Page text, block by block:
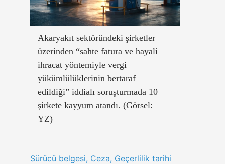
Akaryakıt sektöründeki şirketler
üzerinden “sahte fatura ve hayali
ihracat yöntemiyle vergi
yükümlülüklerinin bertaraf
edildiği” iddialı soruşturmada 10
şirkete kayyum atandı. (Görsel:
YZ)
Sürücü belgesi, Ceza, Geçerlilik tarihi